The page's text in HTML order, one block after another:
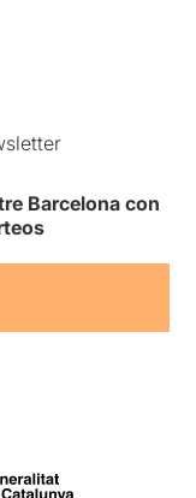
Barcelona con